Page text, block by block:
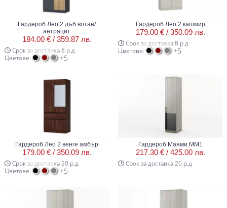
Гардероб Лео 2 дъб вотан/
антрацит
184.00 € / 359.87 лв.
Срок за доставка 8 р.д
Цветове:
+5
Гардероб Лео 2 кашмир
179.00 € / 350.09 лв.
Срок за доставка 8 р.д
Цветове:
+5
Гардероб Лео 2 венге амбър
179.00 € / 350.09 лв.
Срок за доставка 20 р.д
Цветове:
+5
Гардероб Маями ММ1
217.30 € / 425.00 лв.
Срок за доставка 20 р.д